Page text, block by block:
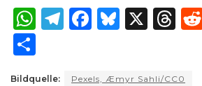
W T
F
B X
T
Bildquelle:
Pexels, Æmyr Sahli/CC0